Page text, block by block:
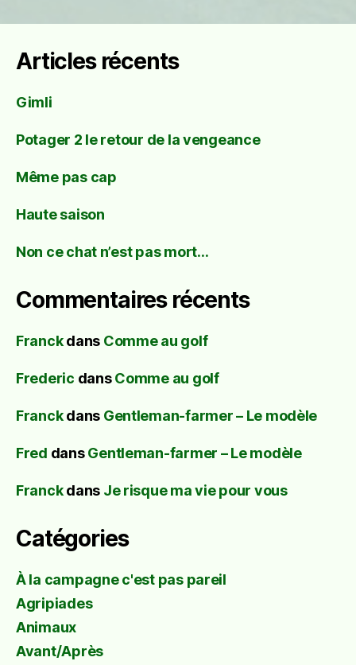
Articles récents
Gimli
Potager 2 le retour de la vengeance
Même pas cap
Haute saison
Non ce chat n’est pas mort…
Commentaires récents
Franckdans Comme au golf
Frederic dansComme au golf
Franckdans Gentleman-farmer – Le modèle
Fred dansGentleman-farmer – Le modèle
Franckdans Je risque ma vie pour vous
Catégories
À la campagne c'est pas pareil
Agripiades
Animaux
Avant/Après